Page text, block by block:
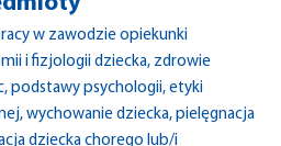
w zawodzie opiekunki
i fizjologii dziecka, zdrowie
podstawy psychologii, etyki
wychowanie dziecka, pielęgnacja
dziecka chorego lub/i